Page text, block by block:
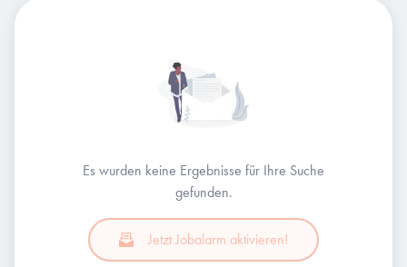
Es wurden keine Ergebnisse für Ihre Suche
gefunden.
Jetzt Jobalarm aktivieren!